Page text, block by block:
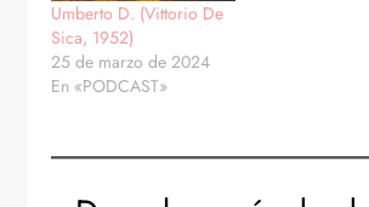
Umberto D. (Vittorio De
Sica, 1952)
25 de marzo de 2024
En «PODCAST»